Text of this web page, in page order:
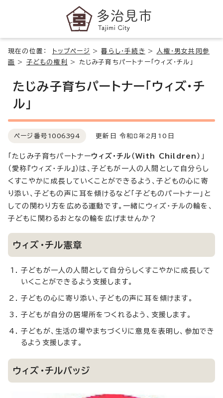
現在の位置： トップページ >暮らし・手続き >
人権・男女共同参
画
> 子どもの権利 > たじみ子育ちパートナー「ウィズ・チル」
たじみ子育ちパートナー「ウィズ・チ
ル」
ページ番号 1006394 更新日 令和8年2月10日
「たじみ子育ちパートナーウィズ・チル（With Children） 」
（愛称『ウィズ・チル』）は、子どもが一人の人間として自分らし
くすこやかに成長していくことができるよう、子どもの心に寄
り添い、子どもの声に耳を傾けるなど「子どものパートナー」と
しての関わり方を広める運動です。一緒にウィズ・チルの輪を、
子どもに関わるおとなの輪を広げませんか？
ウィズ・チル憲章
子どもが一人の人間として自分らしくすこやかに成長して
いくことができるよう支援します。
子どもの心に寄り添い、子どもの声に耳を傾けます。
子どもが自分の居場所をつくれるよう、支援します。
子どもが、生活の場やまちづくりに意見を表明し、参加でき
るよう支援します。
ウィズ・チルバッジ